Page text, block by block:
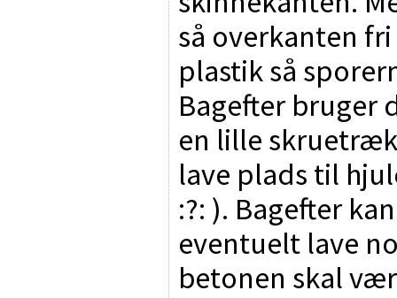
så overkanten
plastik så
Bagefter bruger
en lille
lave plads til
:?: ). Bagefter
eventuelt lave
betonen skal